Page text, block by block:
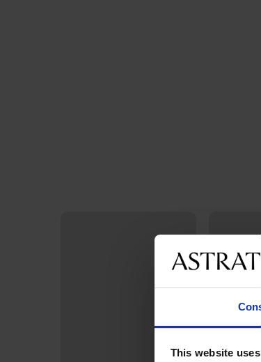
This website